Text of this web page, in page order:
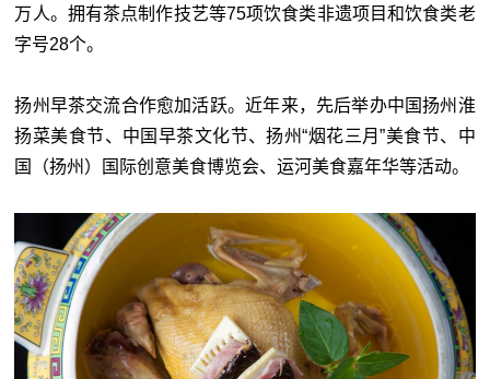
万人。拥有茶点制作技艺等75项饮食类非遗项目和饮食类老
字号28个。
扬州早茶交流合作愈加活跃。近年来，先后举办中国扬州淮
扬菜美食节、中国早茶文化节、扬州“烟花三月”美食节、中
国（扬州）国际创意美食博览会、运河美食嘉年华等活动。